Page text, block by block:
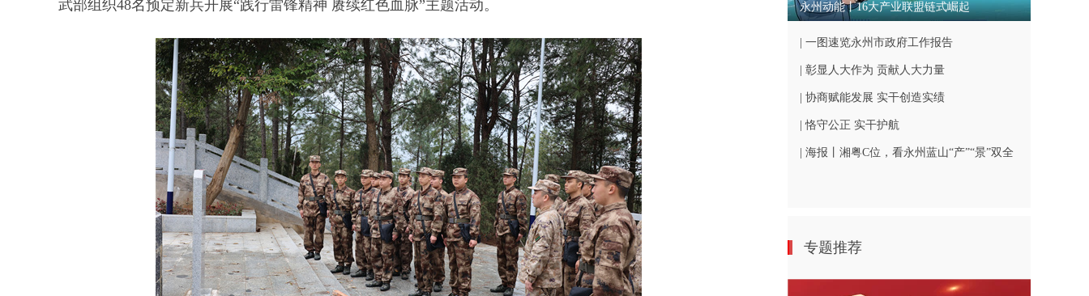
武部组织48名预定新兵开展“践行雷锋精神 赓续红色血脉”主题活动。 永州动能丨16大产业联盟链式崛起
| 一图速览永州市政府工作报告
| 彰显人大作为 贡献人大力量
| 协商赋能发展 实干创造实绩
| 恪守公正 实干护航
| 海报丨湘粤C位，看永州蓝山“产”“景”双全
专题推荐